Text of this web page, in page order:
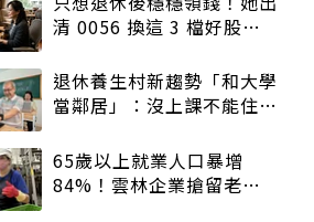
清 0056 換這 3 檔好股：
退休養生村新趨勢「和大學
當鄰居」：沒上課不能住、
65歲以上就業人口暴增
84%！雲林企業搶留老員